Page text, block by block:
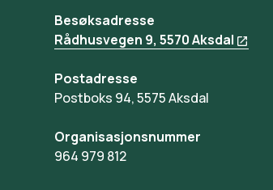
Besøksadresse
Rådhusvegen 9, 5570 Aksdal
Postadresse
Postboks 94, 5575 Aksdal
Organisasjonsnummer
964 979 812